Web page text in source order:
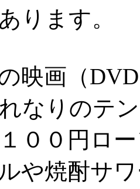
ります。
映画（
なりのテ
００円ロ
や焼酎サ